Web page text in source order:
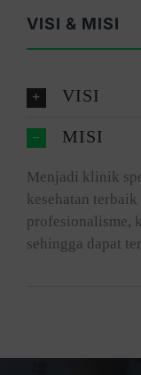
VISI & MISI
VISI
MISI
Menjadi klinik
kesehatan
profesionalisme,
sehingga dapat